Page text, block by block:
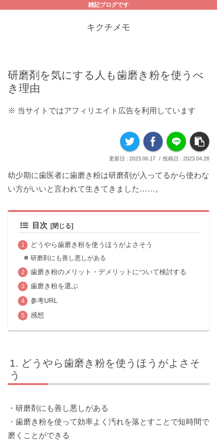
雑記ブログです
キクチメモ
研磨剤を気にする人も歯磨き粉を使うべ
き理由
※ 当サイトではアフィリエイト広告を利用しています
2023.06.17 2023.04.28
幼少期に歯医者に歯磨き粉は研磨剤が入ってるから使わな
い方がいいと言われて生きてきました……。
目次
どうやら歯磨き粉を使うほうがよさそう
研磨剤にも善し悪しがある
歯磨き粉のメリット・デメリットについて検討する
歯磨き粉を選ぶ
参考URL
感想
どうやら歯磨き粉を使うほうがよさそ
う
・研磨剤にも善し悪しがある
・歯磨き粉を使って効率よく汚れを落とすことで短時間で
磨くことができる